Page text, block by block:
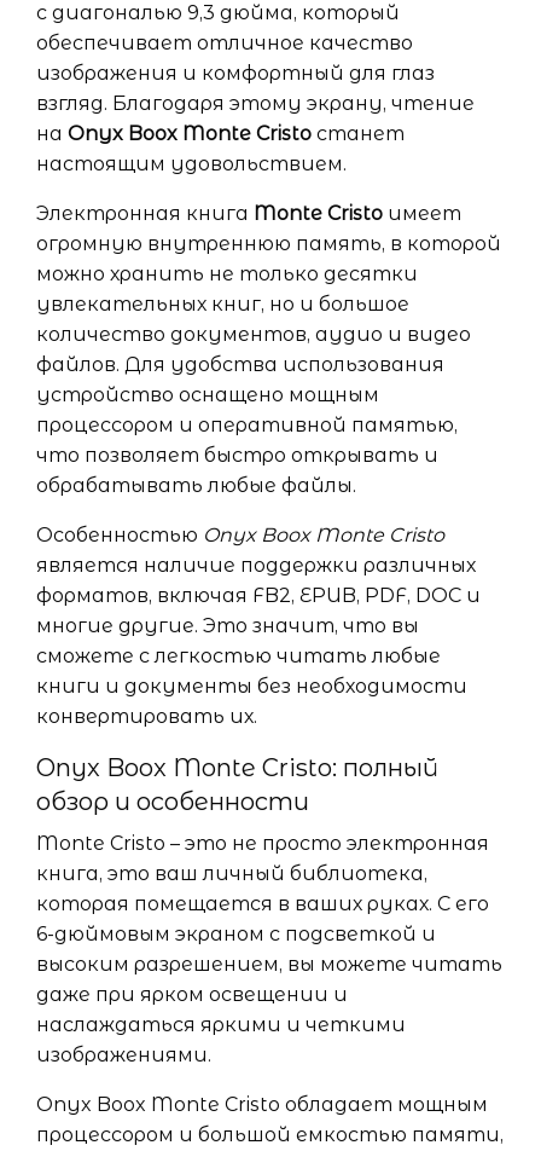
с диагональю 9,3 дюйма, который
обеспечивает отличное качество
изображения и комфортный для глаз
взгляд. Благодаря этому экрану, чтение
на Onyx Boox Monte Cristo станет
настоящим удовольствием.
Электронная книга Monte Cristo имеет
огромную внутреннюю память, в которой
можно хранить не только десятки
увлекательных книг, но и большое
количество документов, аудио и видео
файлов. Для удобства использования
устройство оснащено мощным
процессором и оперативной памятью,
что позволяет быстро открывать и
обрабатывать любые файлы.
Особенностью Onyx Boox Monte Cristo
является наличие поддержки различных
форматов, включая FB2, EPUB, PDF, DOC и
многие другие. Это значит, что вы
сможете с легкостью читать любые
книги и документы без необходимости
конвертировать их.
Onyx Boox Monte Cristo: полный
обзор и особенности
Monte Cristo – это не просто электронная
книга, это ваш личный библиотека,
которая помещается в ваших руках. С его
6-дюймовым экраном с подсветкой и
высоким разрешением, вы можете читать
даже при ярком освещении и
наслаждаться яркими и четкими
изображениями.
Onyx Boox Monte Cristo обладает мощным
процессором и большой емкостью памяти,